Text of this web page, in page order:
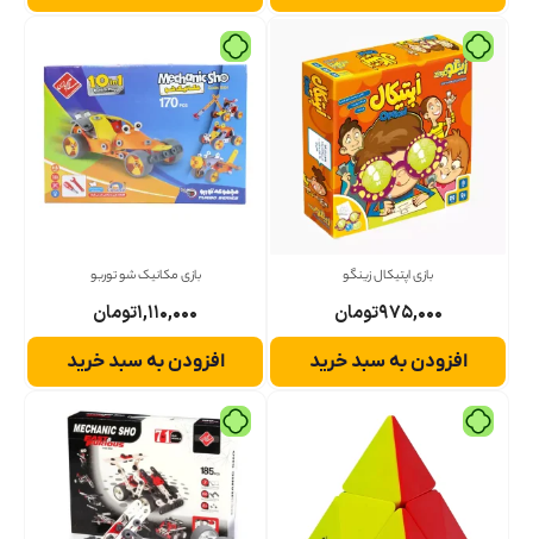
بازی اپتیکال زینگو
۹۷۵,۰۰۰تومان
افزودن به سبد خرید
بازی مکانیک شو توربو
۱,۱۱۰,۰۰۰تومان
افزودن به سبد خرید